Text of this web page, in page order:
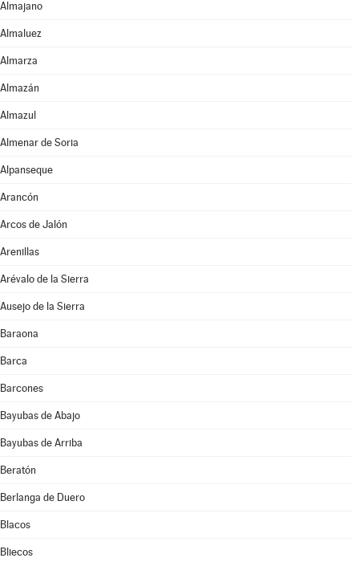
Almajano
Almaluez
Almarza
Almazán
Almazul
Almenar de Soria
Alpanseque
Arancón
Arcos de Jalón
Arenillas
Arévalo de la Sierra
Ausejo de la Sierra
Baraona
Barca
Barcones
Bayubas de Abajo
Bayubas de Arriba
Beratón
Berlanga de Duero
Blacos
Bliecos